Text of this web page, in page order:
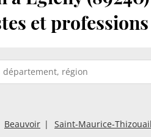
et
Beauvoir Saint-Maurice-